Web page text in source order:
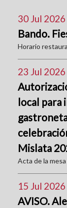
30 Jul 2026
Bando.
Horario
23 Jul 2026
local para
Mislata
Acta de la
15 Jul 2026
AVISO.